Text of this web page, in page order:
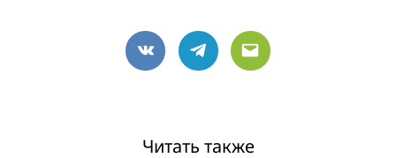
VK Telegram
Email
Читать также